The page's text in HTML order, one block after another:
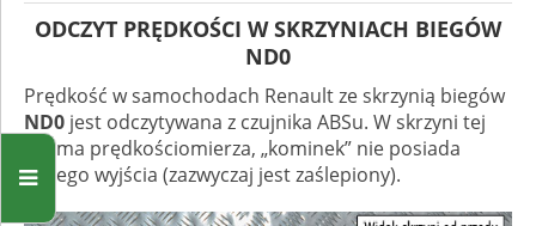
ODCZYT PRĘDKOŚCI W SKRZYNIACH BIEGÓW
ND0
Prędkość w samochodach Renault ze skrzynią biegów
ND0 jest odczytywana z czujnika ABSu. W skrzyni tej
nie ma prędkościomierza, „kominek” nie posiada
takiego wyjścia (zazwyczaj jest zaślepiony).